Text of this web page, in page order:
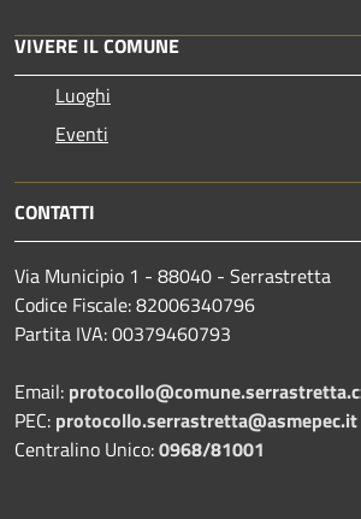
VIVERE IL COMUNE
Luoghi
Eventi
CONTATTI
Via Municipio 1 - 88040 - Serrastretta
Codice Fiscale: 82006340796
Partita IVA: 00379460793
Email:
PEC: protocollo.serrastretta@asmepec.it
Centralino Unico:0968/81001